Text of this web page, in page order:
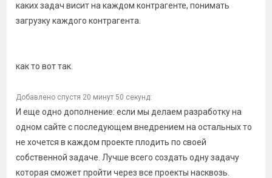
каких задач висит на каждом контрагенте, понимать
загрузку каждого контрагента.
как то вот так.
Добавлено спустя 20 минут 50 секунд:
И еще одно дополнение: если мы делаем разработку на
одном сайте с последующем внедрением на остальных то
не хочется в каждом проекте плодить по своей
собственной задаче. Лучше всего создать одну задачу
которая сможет пройти через все проекты насквозь.